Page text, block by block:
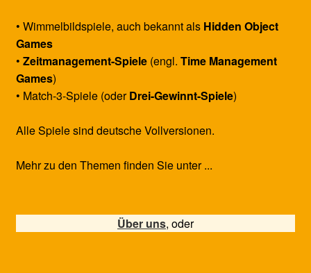
• Wimmelbildspiele, auch bekannt als Hidden Object
Games
• Zeitmanagement-Spiele(engl. Time Management
Games)
• Match-3-Spiele (oderDrei-Gewinnt-Spiele)
Alle Spiele sind deutsche Vollversionen.
Mehr zu den Themen finden Sie unter ...
Über uns, oder